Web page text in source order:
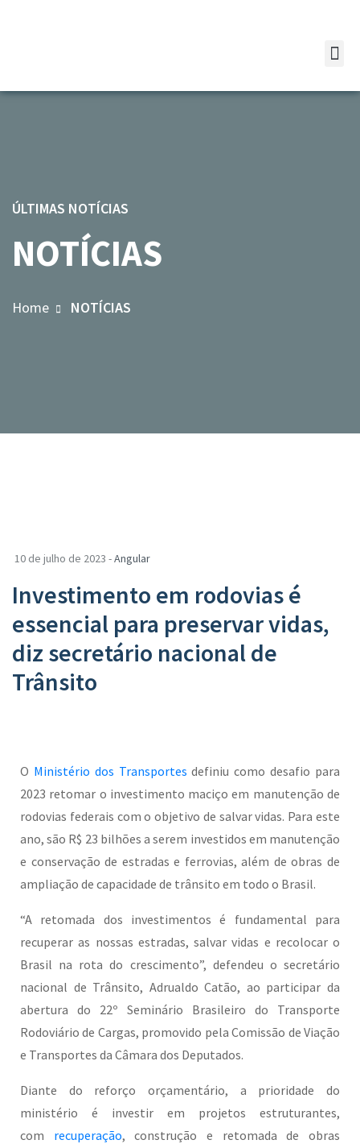
ÚLTIMAS NOTÍCIAS
NOTÍCIAS
Home NOTÍCIAS
10 de julho de 2023 -Angular
Investimento em rodovias é
essencial para preservar vidas,
diz secretário nacional de
Trânsito
O Ministério dos Transportes definiu como desafio para
2023 retomar o investimento maciço em manutenção de
rodovias federais com o objetivo de salvar vidas. Para este
ano, são R$ 23 bilhões a serem investidos em manutenção
e conservação de estradas e ferrovias, além de obras de
ampliação de capacidade de trânsito em todo o Brasil.
“A retomada dos investimentos é fundamental para
recuperar as nossas estradas, salvar vidas e recolocar o
Brasil na rota do crescimento”, defendeu o secretário
nacional de Trânsito, Adrualdo Catão, ao participar da
abertura do 22º Seminário Brasileiro do Transporte
Rodoviário de Cargas, promovido pela Comissão de Viação
e Transportes da Câmara dos Deputados.
Diante do reforço orçamentário, a prioridade do
ministério é investir em projetos estruturantes,
com recuperação, construção e retomada de obras